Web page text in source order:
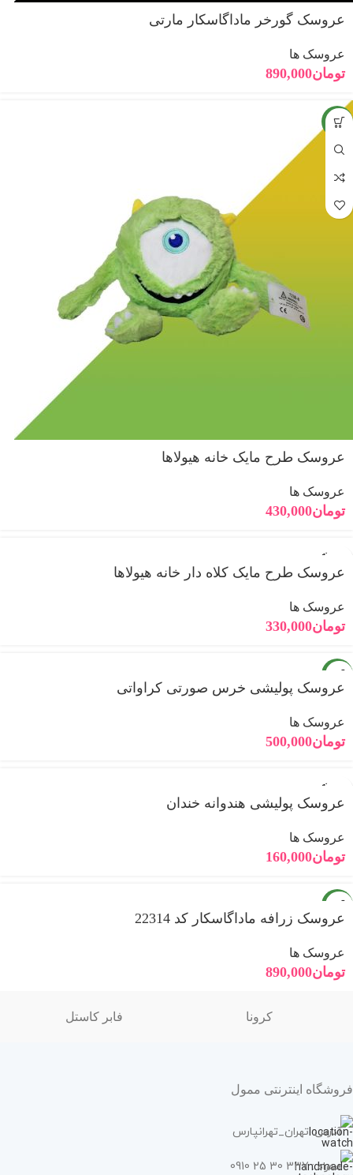
عروسک گورخر ماداگاسکار مارتی
عروسک ها
تومان890,000
جدید
عروسک طرح مایک خانه هیولاها
عروسک ها
تومان430,000
فروخته
عروسک طرح مایک کلاه دار خانه هیولاها
عروسک ها
تومان330,000
عروسک پولیشی خرس صورتی کراواتی
عروسک ها
تومان500,000
فروخته
عروسک پولیشی هندوانه خندان
عروسک ها
تومان160,000
عروسک زرافه ماداگاسکار کد 22314
عروسک ها
تومان890,000
کرونا فابر کاستل
فروشگاه اینترنتی ممول
آدرس: تهران_تهرانپارس
همراه : 337 30 25 0910